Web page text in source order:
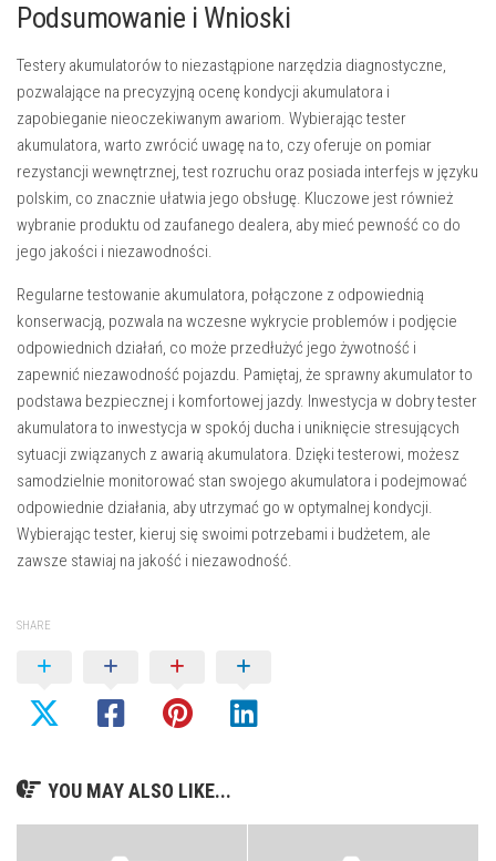
Podsumowanie i Wnioski
Testery akumulatorów to niezastąpione narzędzia diagnostyczne,
pozwalające na precyzyjną ocenę kondycji akumulatora i
zapobieganie nieoczekiwanym awariom. Wybierając tester
akumulatora, warto zwrócić uwagę na to, czy oferuje on pomiar
rezystancji wewnętrznej, test rozruchu oraz posiada interfejs w języku
polskim, co znacznie ułatwia jego obsługę. Kluczowe jest również
wybranie produktu od zaufanego dealera, aby mieć pewność co do
jego jakości i niezawodności.
Regularne testowanie akumulatora, połączone z odpowiednią
konserwacją, pozwala na wczesne wykrycie problemów i podjęcie
odpowiednich działań, co może przedłużyć jego żywotność i
zapewnić niezawodność pojazdu. Pamiętaj, że sprawny akumulator to
podstawa bezpiecznej i komfortowej jazdy. Inwestycja w dobry tester
akumulatora to inwestycja w spokój ducha i uniknięcie stresujących
sytuacji związanych z awarią akumulatora. Dzięki testerowi, możesz
samodzielnie monitorować stan swojego akumulatora i podejmować
odpowiednie działania, aby utrzymać go w optymalnej kondycji.
Wybierając tester, kieruj się swoimi potrzebami i budżetem, ale
zawsze stawiaj na jakość i niezawodność.
SHARE
YOU MAY ALSO LIKE...